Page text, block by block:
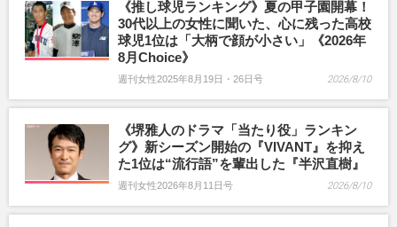
《推し球児ランキング》夏の甲子園開幕！
30代以上の女性に聞いた、心に残った高校
球児1位は「大柄で顔が小さい」《2026年
8月Choice》
週刊女性2025年8月19日・26日号 2026/8/10
《堺雅人のドラマ「当たり役」ランキン
グ》新シーズン開始の『VIVANT』を抑え
た1位は“流行語”を輩出した『半沢直樹』
週刊女性2026年8月11日号 2026/8/10